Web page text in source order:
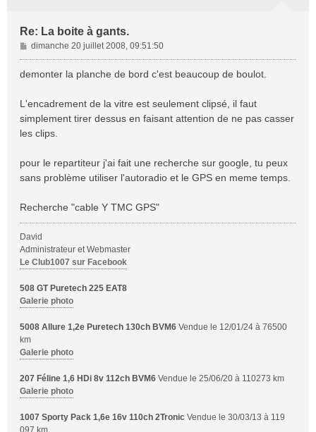
Re: La boite à gants.
M
e
s
g
e
dimanche 20 juillet 2008, 09:51:50
demonter la planche de bord c'est beaucoup de boulot.
L'encadrement de la vitre est seulement clipsé, il faut
simplement tirer dessus en faisant attention de ne pas casser
les clips.
pour le repartiteur j'ai fait une recherche sur google, tu peux
sans problème utiliser l'autoradio et le GPS en meme temps.
Recherche "cable Y TMC GPS"
David
Administrateur et Webmaster
Le Club1007 sur Facebook
508 GT Puretech 225 EAT8
Galerie photo
5008 Allure 1,2e Puretech 130ch BVM6 Vendue le 12/01/24 à 76500
km
Galerie photo
207 Féline 1,6 HDi 8v 112ch BVM6 Vendue le 25/06/20 à 110273 km
Galerie photo
1007 Sporty Pack 1,6e 16v 110ch 2Tronic Vendue le 30/03/13 à 119
097 km.